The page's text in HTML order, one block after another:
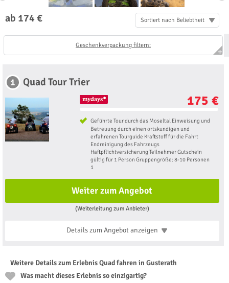
ab 174 € Sortiert nach Beliebtheit
Geschenkverpackung filtern:
1 Quad Tour Trier
175 €
Geführte Tour durch das Moseltal Einweisung und
Betreuung durch einen ortskundigen und
erfahrenen Tourguide Kraftstoff für die Fahrt
Endreinigung des Fahrzeugs
Haftpflichtversicherung Teilnehmer Gutschein
gültig für 1 Person Gruppengröße: 8-10 Personen
1
Weiter zum Angebot
(Weiterleitung zum Anbieter)
Details zum Angebotanzeigen
Weitere Details zum Erlebnis Quad fahren in Gusterath
Was macht dieses Erlebnis so einzigartig?